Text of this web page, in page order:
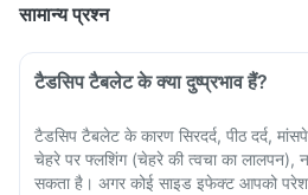
सामान्य प्रश्न
टैडसिप टैबलेट के क्या दुष्प्रभाव हैं?
टैडसिप टैबलेट के कारण सिरदर्द, पीठ दर्द,
चेहरे पर फ्लशिंग (चेहरे की त्वचा का
सकता है। अगर कोई साइड इफेक्ट आपको